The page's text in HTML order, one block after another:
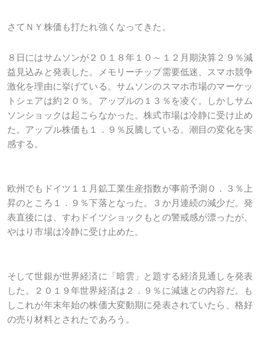
さてＮＹ株価も打たれ強くなってきた。
８日にはサムソンが２０１８年１０～１２月期決算２９％減
益見込みと発表した。メモリーチップ需要低迷、スマホ競争
激化を理由に挙げている。サムソンのスマホ市場のマーケッ
トシェアは約２０％。アップルの１３％を凌ぐ。しかしサム
ソンショックは起こらなかった。株式市場は冷静に受け止め
た。アップル株価も１．９％反騰している。潮目の変化を実
感する。
欧州でもドイツ１１月鉱工業生産指数が事前予測０．３％上
昇のところ１．９％下落となった。３か月連続の減少だ。発
表直後には、すわドイツショックもとの警戒感が漂ったが、
やはり市場は冷静に受け止めた。
そして世銀が世界経済に「暗雲」と題する経済見通しを発表
した。２０１９年世界経済は２．９％に減速との内容だ。も
しこれが年末年始の株価大変動期に発表されていたら、格好
の売り材料とされたであろう。